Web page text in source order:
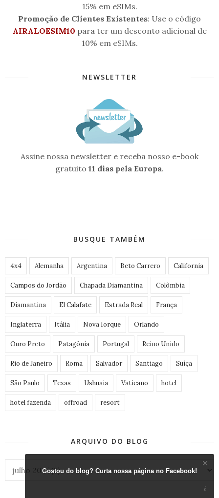
15% em eSIMs.
Promoção de Clientes Existentes: Use o código
AIRALOESIM10 para ter um desconto adicional de
10% em eSIMs.
NEWSLETTER
Assine nossa newsletter e receba nosso e-book
gratuito 11 dias pela Europa.
BUSQUE TAMBÉM
4x4 Alemanha Argentina Beto Carrero California
Campos do Jordão Chapada Diamantina Colômbia
Diamantina El Calafate Estrada Real França
Inglaterra Itália Nova Iorque Orlando
Ouro Preto Patagônia Portugal Reino Unido
Rio de Janeiro Roma Salvador Santiago Suíça
São Paulo Texas Ushuaia Vaticano hotel
hotel fazenda offroad resort
ARQUIVO DO BLOG
Gostou do blog? Curta nossa página no Facebook!